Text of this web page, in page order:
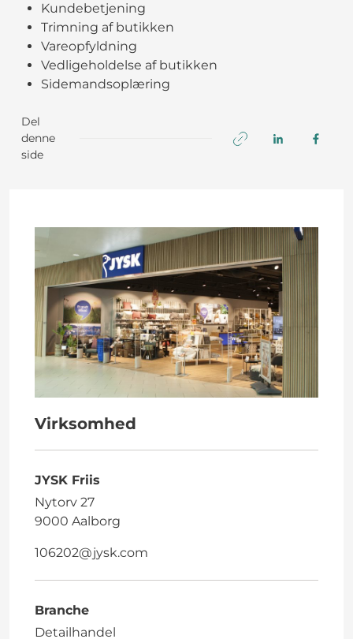
Kundebetjening
Trimning af butikken
Vareopfyldning
Vedligeholdelse af butikken
Sidemandsoplæring
Del
denne
side
Virksomhed
JYSK Friis
Nytorv 27
9000 Aalborg
106202@jysk.com
Branche
Detailhandel